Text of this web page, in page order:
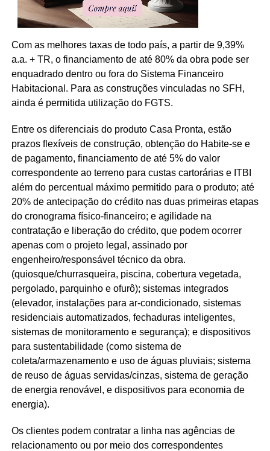
Com as melhores taxas de todo país, a partir de 9,39%
a.a. + TR, o financiamento de até 80% da obra pode ser
enquadrado dentro ou fora do Sistema Financeiro
Habitacional. Para as construções vinculadas no SFH,
ainda é permitida utilização do FGTS.
Entre os diferenciais do produto Casa Pronta, estão
prazos flexíveis de construção, obtenção do Habite-se e
de pagamento, financiamento de até 5% do valor
correspondente ao terreno para custas cartorárias e ITBI
além do percentual máximo permitido para o produto; até
20% de antecipação do crédito nas duas primeiras etapas
do cronograma físico-financeiro; e agilidade na
contratação e liberação do crédito, que podem ocorrer
apenas com o projeto legal, assinado por
engenheiro/responsável técnico da obra.
(quiosque/churrasqueira, piscina, cobertura vegetada,
pergolado, parquinho e ofurô); sistemas integrados
(elevador, instalações para ar-condicionado, sistemas
residenciais automatizados, fechaduras inteligentes,
sistemas de monitoramento e segurança); e dispositivos
para sustentabilidade (como sistema de
coleta/armazenamento e uso de águas pluviais; sistema
de reuso de águas servidas/cinzas, sistema de geração
de energia renovável, e dispositivos para economia de
energia).
Os clientes podem contratar a linha nas agências de
relacionamento ou por meio dos correspondentes